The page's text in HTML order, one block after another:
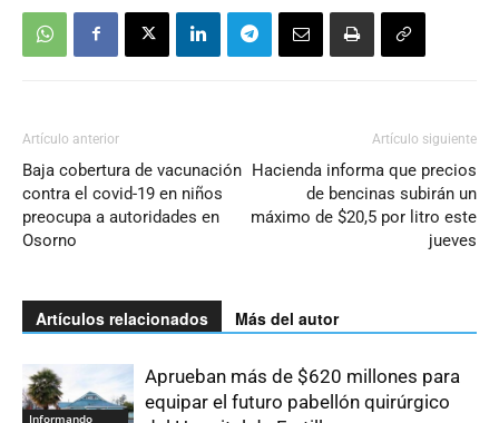
Artículo anterior
Baja cobertura de vacunación
contra el covid-19 en niños
preocupa a autoridades en
Osorno
Artículo siguiente
Hacienda informa que precios
de bencinas subirán un
máximo de $20,5 por litro este
jueves
Artículos relacionados Más del autor
Informando
Aprueban más de $620 millones para
equipar el futuro pabellón quirúrgico